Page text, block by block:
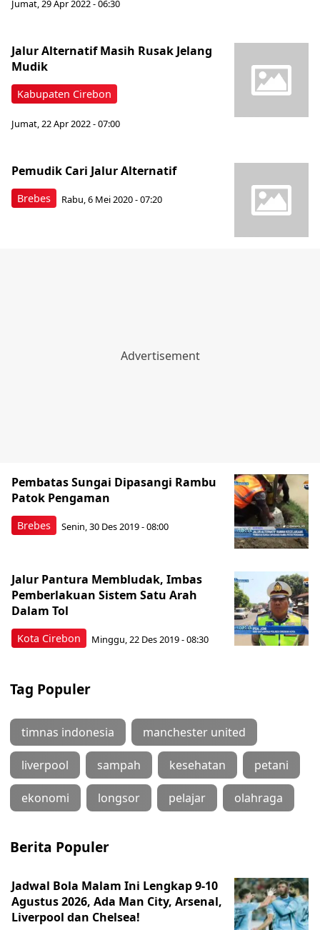
Jumat, 29 Apr 2022 - 06:30
Kabupaten Cirebon
Jalur Alternatif Masih Rusak Jelang
Mudik
Jumat, 22 Apr 2022 - 07:00
Brebes
Pemudik Cari Jalur Alternatif
Rabu, 6 Mei 2020 - 07:20
Brebes
Pembatas Sungai Dipasangi Rambu
Patok Pengaman
Senin, 30 Des 2019 - 08:00
Kota Cirebon
Jalur Pantura Membludak, Imbas
Pemberlakuan Sistem Satu Arah
Dalam Tol
Minggu, 22 Des 2019 - 08:30
Tag Populer
timnas indonesia manchester united
liverpool sampah kesehatan petani
ekonomi longsor pelajar olahraga
Berita Populer
Jadwal Bola Malam Ini Lengkap 9-10
Agustus 2026, Ada Man City, Arsenal,
Liverpool dan Chelsea!